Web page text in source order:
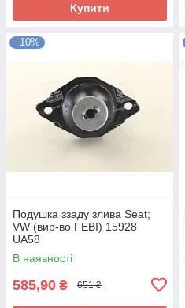
Купити
–10%
Подушка ззаду злива Seat;
VW (вир-во FEBI) 15928
UA58
В наявності
585,90 ₴ 651 ₴